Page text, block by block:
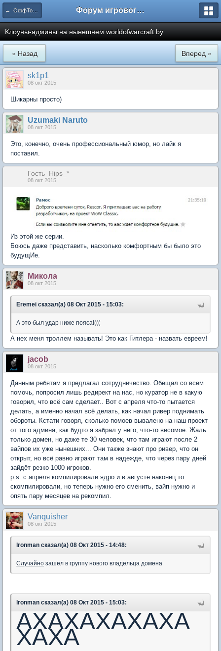
← ОффТопик Форум игрового проекта Riverrise
Клоуны-админы на нынешнем worldofwarcraft.by
« Назад Вперед »
sk1p1
08 окт 2015
Шикарны просто)
Uzumaki Naruto
08 окт 2015
Это, конечно, очень профессиональный юмор, но лайк я
поставил.
Гость_Hips_*
08 окт 2015
Из этой же серии.
Боюсь даже представить, насколько комфортным бы было это
будущИе.
Микола
08 окт 2015
Eremei сказал(а) 08 Окт 2015 - 15:03:
А это был удар ниже пояса!(((
А нех меня троллем называть! Это как Гитлера - назвать евреем!
jacob
08 окт 2015
Данным ребятам я предлагал сотрудничество. Обещал со всем
помочь, попросил лишь редирект на нас, но куратор не в какую
говорил, что всё сам сделает.. Вот с апреля что-то пытается
делать, а именно начал всё делать, как начал ривер поднимать
обороты. Кстати говоря, сколько помоев вывалено на наш проект
от того админа, как будто я забрал у него, что-то весомое. Жаль
только домен, но даже те 30 человек, что там играют после 2
вайпов их уже нынешних... Они также знают про ривер, что он
открыт, но всё равно играют там в надежде, что через пару дней
зайдёт резко 1000 игроков.
p.s. с апреля компилировали ядро и в августе наконец то
скомпилировали, но теперь нужно его сменить, вайп нужно и
опять пару месяцев на рекомпил.
Vanquisher
08 окт 2015
lronman сказал(а) 08 Окт 2015 - 14:48:
Случайно зашел в группу нового владельца домена
lronman сказал(а) 08 Окт 2015 - 15:03:
АХАХАХАХАХА
ХАХА